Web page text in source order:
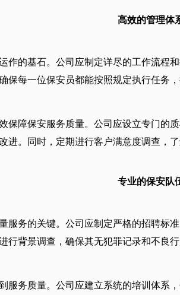
高效的管理体
作的基石。公司应制定详尽的工作流程
保每一位保安员都能按照规定执行任务，
保障保安服务质量。公司应设立专门的
进。同时，定期进行客户满意度调查，
专业的保安队
服务的关键。公司应制定严格的招聘标
行背景调查，确保其无犯罪记录和不良行
服务质量。公司应建立系统的培训体系